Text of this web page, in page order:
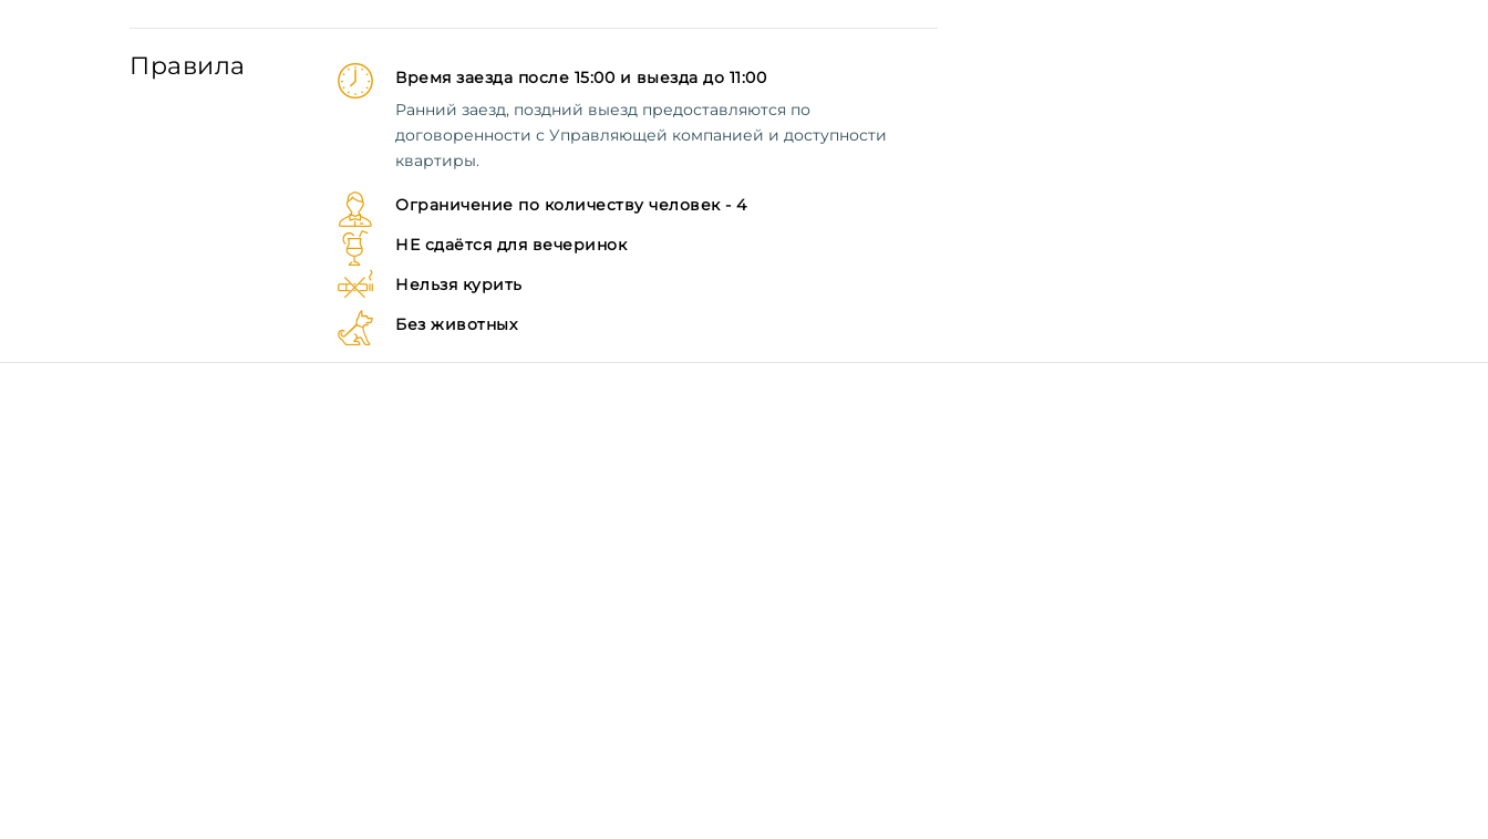
Правила
Время заезда после 15:00 и выезда до 11:00
Ранний заезд, поздний выезд предоставляются по
договоренности с Управляющей компанией и доступности
квартиры.
Ограничение по количеству человек - 4
НЕ сдаётся для вечеринок
Нельзя курить
Без животных